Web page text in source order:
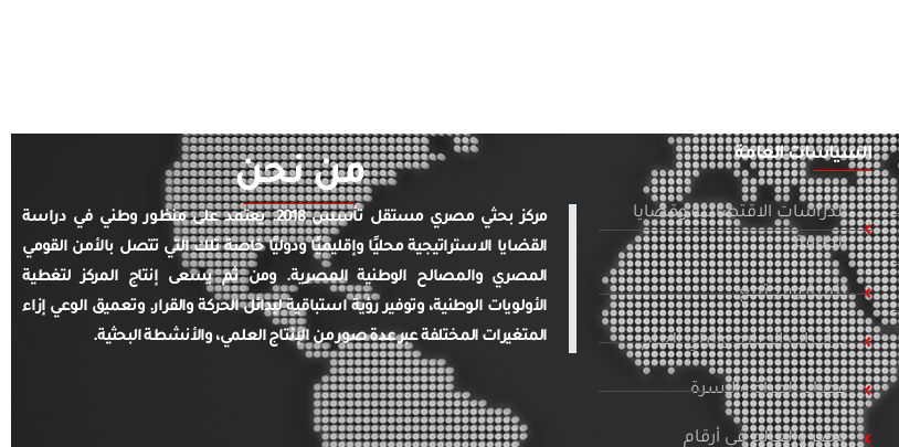
السياسات العامة
الدراسات الاقتصادية وقضايا
الطاقة
تنمية ومجتمع
دراسات الإعلام والرأي العام
قضايا المرأة والأسرة
مصر والعالم في أرقام
من نحن
مركز بحثي مصري مستقل تأسس 2018. يعتمد على منظور وطني في دراسة
القضايا الاستراتيجية محليًا وإقليميًا ودوليًا خاصة تلك التي تتصل بالأمن القومي
المصري والمصالح الوطنية المصرية. ومن ثم يسعى إنتاج المركز لتغطية
الأولويات الوطنية، وتوفير رؤية استباقية لبدائل الحركة والقرار. وتعميق الوعي إزاء
المتغيرات المختلفة عبر عدة صور من الإنتاج العلمي، والأنشطة البحثية.